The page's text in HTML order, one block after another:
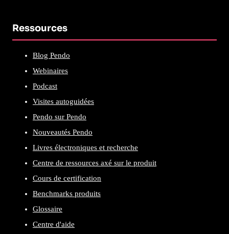
Ressources
Blog Pendo
Webinaires
Podcast
Visites autoguidées
Pendo sur Pendo
Nouveautés Pendo
Livres électroniques et recherche
Centre de ressources axé sur le produit
Cours de certification
Benchmarks produits
Glossaire
Centre d'aide